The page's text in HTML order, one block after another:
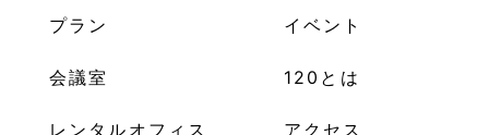
プラン
会議室 120とは
レンタルオフィス
イベント
アクセス